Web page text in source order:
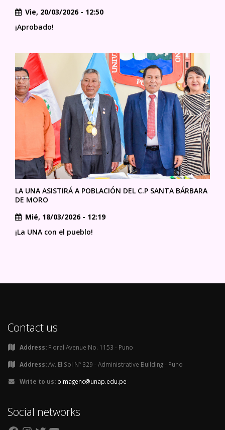
Vie, 20/03/2026 - 12:50
¡Aprobado!
LA UNA ASISTIRÁ A POBLACIÓN DEL C.P SANTA BÁRBARA
DE MORO
Mié, 18/03/2026 - 12:19
¡La UNA con el pueblo!
Contact us
Address: Floral Avenue No. 1153 - Puno
Address:Av. El Sol Nº 329 - Administrative Building - Puno
Write to us: oimagenc@unap.edu.pe
Social networks